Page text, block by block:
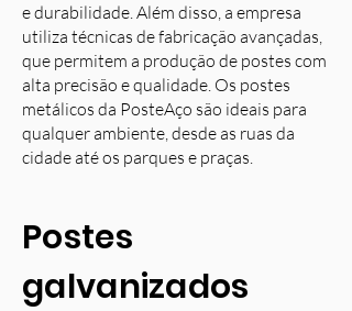
e durabilidade. Além disso, a empresa
utiliza técnicas de fabricação avançadas,
que permitem a produção de postes com
alta precisão e qualidade. Os postes
metálicos da PosteAço são ideais para
qualquer ambiente, desde as ruas da
cidade até os parques e praças.
Postes
galvanizados